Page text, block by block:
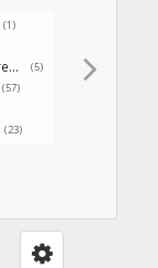
(1)
Egyéb konferenciaközlemény (5)
(57)
(23)